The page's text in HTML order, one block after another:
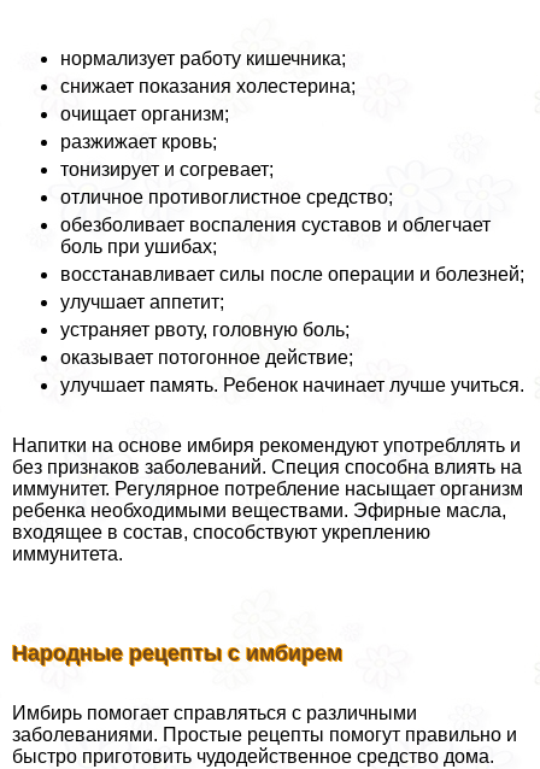
нормализует работу кишечника;
снижает показания холестерина;
очищает организм;
разжижает кровь;
тонизирует и согревает;
отличное противоглистное средство;
обезболивает воспаления суставов и облегчает
боль при ушибах;
восстанавливает силы после операции и болезней;
улучшает аппетит;
устраняет рвоту, головную боль;
оказывает потогонное действие;
улучшает память. Ребенок начинает лучше учиться.
Напитки на основе имбиря рекомендуют употрeбллять и
без признаков заболеваний. Специя способна влиять на
иммунитет. Регулярное потрeбление насыщает организм
ребенка необходимыми веществами. Эфирные масла,
входящее в состав, способствуют укреплению
иммунитета.
Народные рецепты с имбирем
Имбирь помогает справляться с различными
заболеваниями. Простые рецепты помогут правильно и
быстро приготовить чудодейственное средство дома.